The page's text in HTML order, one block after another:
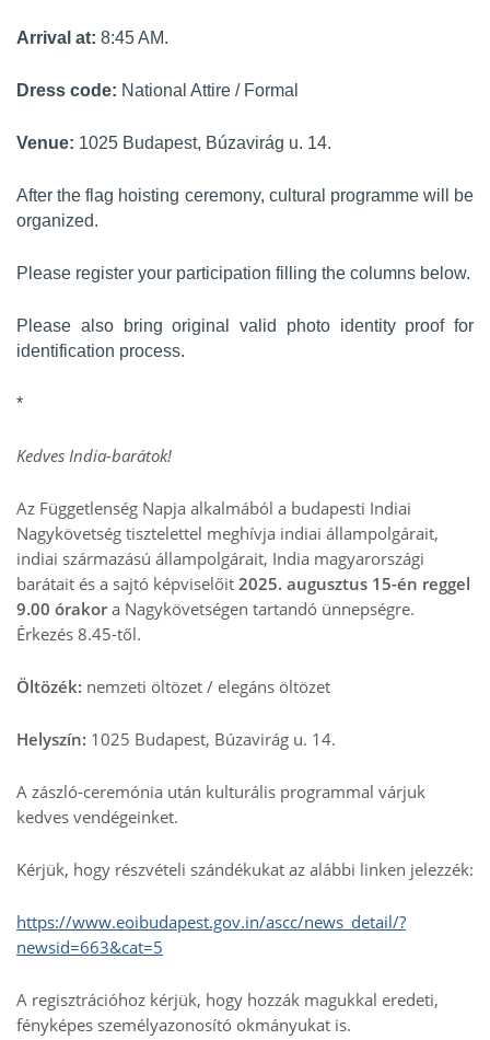
Arrival at: 8:45 AM.
Dress code: National Attire / Formal
Venue: 1025 Budapest, Búzavirág u. 14.
After the flag hoisting ceremony, cultural programme will be
organized.
Please register your participation filling the columns below.
Please also bring original valid photo identity proof for
identification process.
*
Kedves India-barátok!
Az Függetlenség Napja alkalmából a budapesti Indiai
Nagykövetség tisztelettel meghívja indiai állampolgárait,
indiai származású állampolgárait, India magyarországi
barátait és a sajtó képviselőit 2025. augusztus 15-én reggel
9.00 órakora Nagykövetségen tartandó ünnepségre.
Érkezés 8.45-től.
Öltözék: nemzeti öltözet / elegáns öltözet
Helyszín: 1025 Budapest, Búzavirág u. 14.
A zászló-ceremónia után kulturális programmal várjuk
kedves vendégeinket.
Kérjük, hogy részvételi szándékukat az alábbi linken jelezzék:
https://www.eoibudapest.gov.in/ascc/news_detail/?
newsid=663&cat=5
A regisztrációhoz kérjük, hogy hozzák magukkal eredeti,
fényképes személyazonosító okmányukat is.